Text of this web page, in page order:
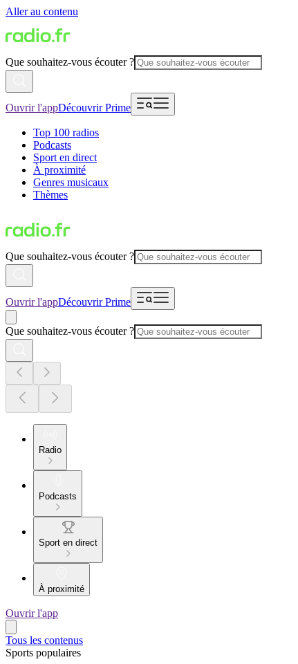
Aller au contenu
Que souhaitez-vous écouter ?
Ouvrir l'appDécouvrir Prime
Top 100 radios
Podcasts
Sport en direct
À proximité
Genres musicaux
Thèmes
Que souhaitez-vous écouter ?
Ouvrir l'appDécouvrir Prime
Que souhaitez-vous écouter ?
Radio
Podcasts
Sport en direct
À proximité
Ouvrir l'app
Tous les contenus
Sports populaires